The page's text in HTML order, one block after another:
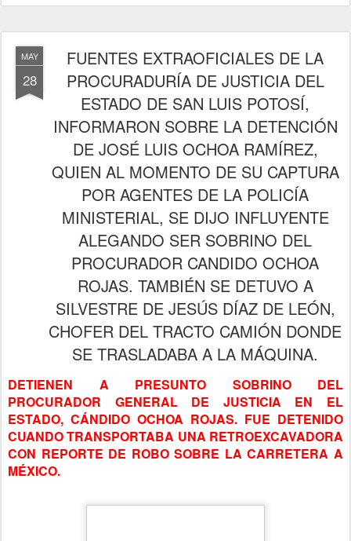
MAY
28
FUENTES EXTRAOFICIALES DE LA
PROCURADURÍA DE JUSTICIA DEL
ESTADO DE SAN LUIS POTOSÍ,
INFORMARON SOBRE LA DETENCIÓN
DE JOSÉ LUIS OCHOA RAMÍREZ,
QUIEN AL MOMENTO DE SU CAPTURA
POR AGENTES DE LA POLICÍA
MINISTERIAL, SE DIJO INFLUYENTE
ALEGANDO SER SOBRINO DEL
PROCURADOR CANDIDO OCHOA
ROJAS. TAMBIÉN SE DETUVO A
SILVESTRE DE JESÚS DÍAZ DE LEÓN,
CHOFER DEL TRACTO CAMIÓN DONDE
SE TRASLADABA A LA MÁQUINA.
DETIENEN A PRESUNTO SOBRINO DEL
PROCURADOR GENERAL DE JUSTICIA EN EL
ESTADO, CÁNDIDO OCHOA ROJAS. FUE DETENIDO
CUANDO TRANSPORTABA UNA RETROEXCAVADORA
CON REPORTE DE ROBO SOBRE LA CARRETERA A
MÉXICO.